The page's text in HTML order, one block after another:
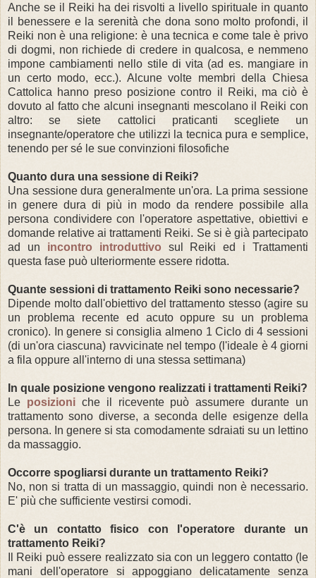
Anche se il Reiki ha dei risvolti a livello spirituale in quanto
il benessere e la serenità che dona sono molto profondi, il
Reiki non è una religione: è una tecnica e come tale è privo
di dogmi, non richiede di credere in qualcosa, e nemmeno
impone cambiamenti nello stile di vita (ad es. mangiare in
un certo modo, ecc.). Alcune volte membri della Chiesa
Cattolica hanno preso posizione contro il Reiki, ma ciò è
dovuto al fatto che alcuni insegnanti mescolano il Reiki con
altro: se siete cattolici praticanti scegliete un
insegnante/operatore che utilizzi la tecnica pura e semplice,
tenendo per sé le sue convinzioni filosofiche
Quanto dura una sessione di Reiki?
Una sessione dura generalmente un'ora. La prima sessione
in genere dura di più in modo da rendere possibile alla
persona condividere con l'operatore aspettative, obiettivi e
domande relative ai trattamenti Reiki. Se si è già partecipato
ad un incontro introduttivo sul Reiki ed i Trattamenti
questa fase può ulteriormente essere ridotta.
Quante sessioni di trattamento Reiki sono necessarie?
Dipende molto dall'obiettivo del trattamento stesso (agire su
un problema recente ed acuto oppure su un problema
cronico). In genere si consiglia almeno 1 Ciclo di 4 sessioni
(di un'ora ciascuna) ravvicinate nel tempo (l'ideale è 4 giorni
a fila oppure all'interno di una stessa settimana)
In quale posizione vengono realizzati i trattamenti Reiki?
Le posizioniche il ricevente può assumere durante un
trattamento sono diverse, a seconda delle esigenze della
persona. In genere si sta comodamente sdraiati su un lettino
da massaggio.
Occorre spogliarsi durante un trattamento Reiki?
No, non si tratta di un massaggio, quindi non è necessario.
E' più che sufficiente vestirsi comodi.
C'è un contatto fisico con l'operatore durante un
trattamento Reiki?
Reiki può essere realizzato sia con un leggero contatto (le
mani dell'operatore si appoggiano delicatamente senza